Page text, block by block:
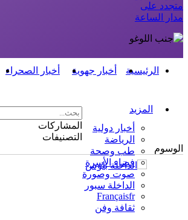
متجدد على
مدار الساعة
الرئيسية أخبار جهوية أخبار الصحراء
المزيد
أخبار دولية
الرياضة
طب وصحة
فضاء الأسرة
صوت وصورة
الداخلة سبور
Françaisfr
ثقافة وفن
المشاركات
التصنيفات
الوسوم